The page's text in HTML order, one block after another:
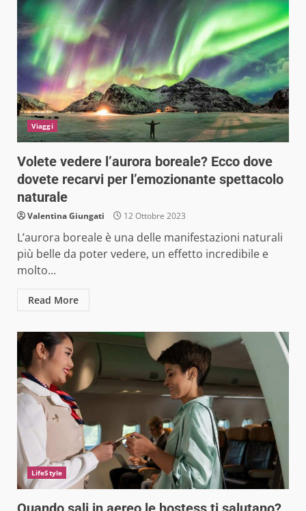
Viaggi
Volete vedere l’aurora boreale? Ecco dove
dovete recarvi per l’emozionante spettacolo
naturale
Valentina Giungati 12 Ottobre 2023
L’aurora boreale è una delle manifestazioni naturali
più belle da poter vedere, un effetto incredibile e
molto...
Read More
LifeStyle